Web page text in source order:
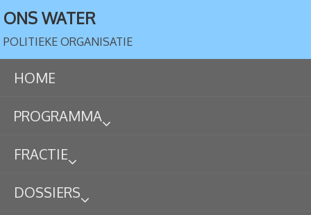
ONS WATER
POLITIEKE ORGANISATIE
HOME
PROGRAMMA
FRACTIE
DOSSIERS